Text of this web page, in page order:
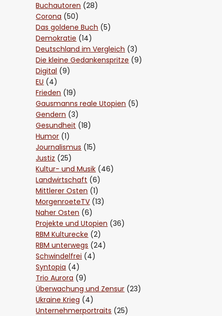
Buchautoren (28)
Corona (50)
Das goldene Buch (5)
Demokratie (14)
Deutschland im Vergleich (3)
Die kleine Gedankenspritze (9)
Digital (9)
EU (4)
Frieden (19)
Gausmanns reale Utopien (5)
Gendern (3)
Gesundheit (18)
Humor (1)
Journalismus (15)
Justiz (25)
Kultur- und Musik (46)
Landwirtschaft (6)
Mittlerer Osten (1)
MorgenroeteTV (13)
Naher Osten (6)
Projekte und Utopien (36)
RBM Kulturecke (2)
RBM unterwegs (24)
Schwindelfrei (4)
Syntopia (4)
Trio Aurora (9)
Überwachung und Zensur (23)
Ukraine Krieg (4)
Unternehmerportraits (25)